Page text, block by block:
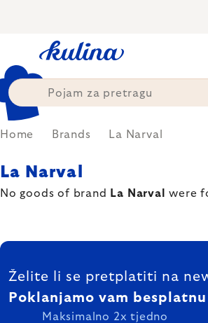
Home Brands La Narval
La Narval
No goods of brand La Narval were
FOOTER
Želite li se pretplatiti na
Poklanjamo vam
Maksimalno 2x tjedno